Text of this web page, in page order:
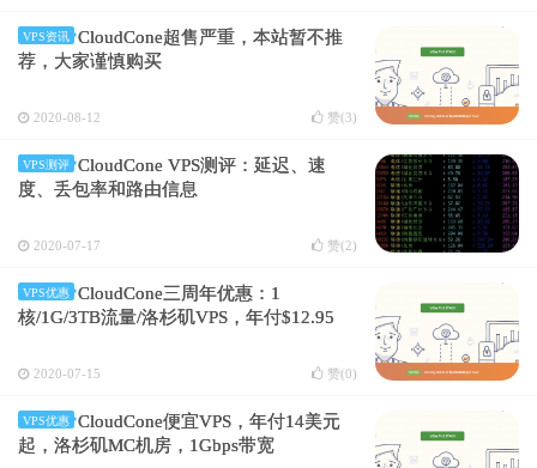
VPS资讯
CloudCone超售严重，本站暂不推
荐，大家谨慎购买
2020-08-12 赞(3)
VPS测评
CloudCone VPS测评：延迟、速
度、丢包率和路由信息
2020-07-17 赞(2)
VPS优惠
CloudCone三周年优惠：1
核/1G/3TB流量/洛杉矶VPS，年付$12.95
2020-07-15 赞(0)
VPS优惠
CloudCone便宜VPS，年付14美元
起，洛杉矶MC机房，1Gbps带宽